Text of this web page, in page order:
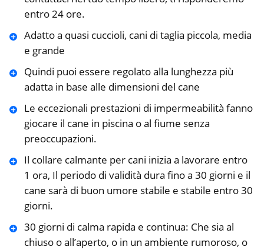
entro 24 ore.
Adatto a quasi cuccioli, cani di taglia piccola, media
e grande
Quindi puoi essere regolato alla lunghezza più
adatta in base alle dimensioni del cane
Le eccezionali prestazioni di impermeabilità fanno
giocare il cane in piscina o al fiume senza
preoccupazioni.
Il collare calmante per cani inizia a lavorare entro
1 ora, Il periodo di validità dura fino a 30 giorni e il
cane sarà di buon umore stabile e stabile entro 30
giorni.
30 giorni di calma rapida e continua: Che sia al
chiuso o all’aperto, o in un ambiente rumoroso, o